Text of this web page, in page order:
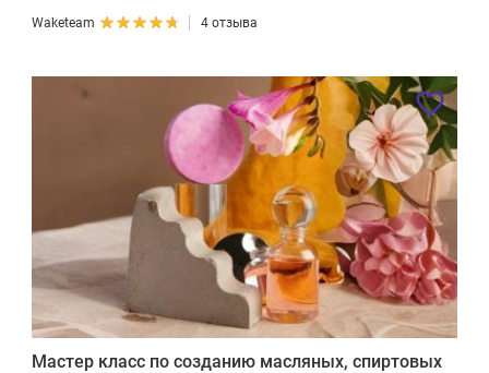
Waketeam 4 отзыва
Мастер класс по созданию масляных, спиртовых